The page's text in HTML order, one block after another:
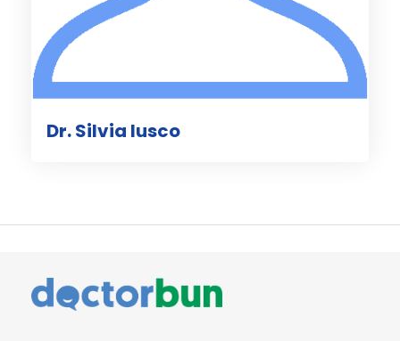
Dr. Silvia Iusco